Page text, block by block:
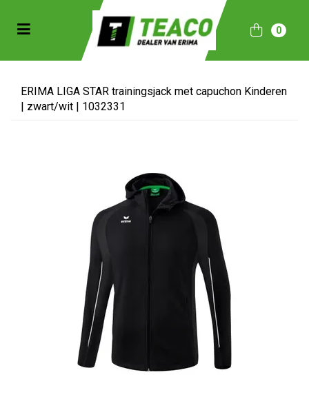
(Sportkleding)
(Collecties)
Toggle navigation 0
ERIMA LIGA STAR trainingsjack met capuchon Kinderen
| zwart/wit | 1032331